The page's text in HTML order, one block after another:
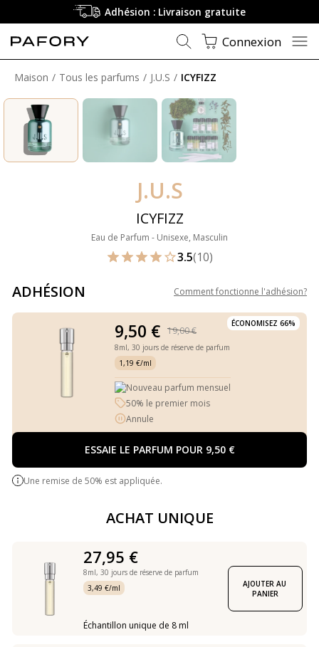
Adhésion : Livraison gratuite
Connexion
Maison Tous les parfums J.U.S ICYFIZZ
J.U.S
ICYFIZZ
Eau de Parfum - Unisexe, Masculin
3.5(10)
ADHÉSION Comment fonctionne l'adhésion?
ÉCONOMISEZ 66%
9,50 € 19,00 €
8ml, 30 jours de réserve de parfum
1,19 €/ml
Nouveau parfum mensuel
50% le premier mois
Annule
ESSAIE LE PARFUM POUR 9,50 €
Une remise de 50% est appliquée.
ACHAT UNIQUE
27,95 €
8ml, 30 jours de réserve de parfum
3,49 €/ml
Échantillon unique de 8 ml
AJOUTER AU
PANIER